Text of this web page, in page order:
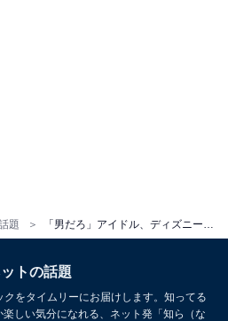
題
トの話題
をタイムリーにお届けします。知ってる
しい気分になれる、ネット発「知ら（な